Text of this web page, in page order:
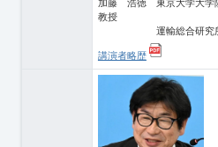
加藤 浩徳 東京大学大学
教授
運輸総合研究所
講演者略歴